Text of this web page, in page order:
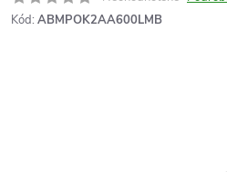
Kód: ABMPOK2AA600LMB